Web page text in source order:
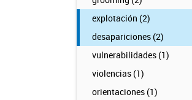
explotación (2)
desapariciones (2)
vulnerabilidades (1)
violencias (1)
orientaciones (1)